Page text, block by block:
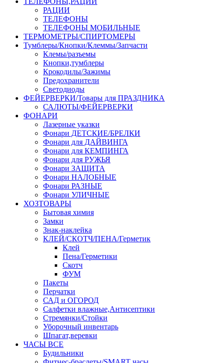
РАЦИИ
ТЕЛЕФОНЫ
ТЕЛЕФОНЫ МОБИЛЬНЫЕ
ТЕРМОМЕТРЫ/СПИРТОМЕРЫ
Тумблеры/Кнопки/Клеммы/Запчасти
Клемы/разъемы
Кнопки,тумблеры
Крокодилы/Зажимы
Предохранители
Светодиоды
ФЕЙЕРВЕРКИ/Товары для ПРАЗДНИКА
САЛЮТЫ/ФЕЙЕРВЕРКИ
ФОНАРИ
Лазерные указки
Фонари ДЕТСКИЕ/БРЕЛКИ
Фонари для ДАЙВИНГА
Фонари для КЕМПИНГА
Фонари для РУЖЬЯ
Фонари ЗАЩИТА
Фонари НАЛОБНЫЕ
Фонари РАЗНЫЕ
Фонари УЛИЧНЫЕ
ХОЗТОВАРЫ
Бытовая химия
Замки
Знак-наклейка
КЛЕЙ/СКОТЧ/ПЕНА/Герметик
Клей
Пена/Герметики
Скотч
ФУМ
Пакеты
Перчатки
САД и ОГОРОД
Салфетки влажные,Антисептики
Стремянки/Стойки
Уборочный инвентарь
Шпагат,веревки
ЧАСЫ ВСЕ
Будильники